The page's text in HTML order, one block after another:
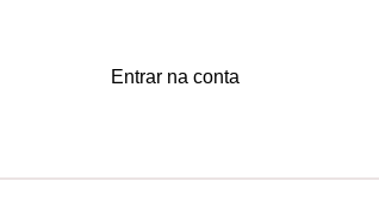
Entrar na conta